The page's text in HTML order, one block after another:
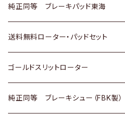
スバル
日野
三菱ふそう
ＢＭＷ
三菱
日野
三菱ふそう
日野
三菱ふそう
その他
マツダ
三菱
スバル
いすゞ
ダイハツ
マツダ
三菱
ダイハツ
マツダ
三菱
スズキ
日産
ダイハツ
マツダ
ホンダ
スズキ
日産
いすゞ
トヨタ
ホンダ
スズキ
日産
純正同等 ブレーキパッド東海
トヨタ
ホンダ
日産
送料無料ローター・パッドセット
トヨタ
ホンダ
ゴールドスリットローター
トヨタ
純正同等 ブレーキシュー（FBK製）